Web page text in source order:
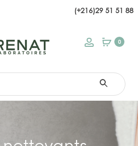
(+216)29 51 51 88
modal 0
Search
for: